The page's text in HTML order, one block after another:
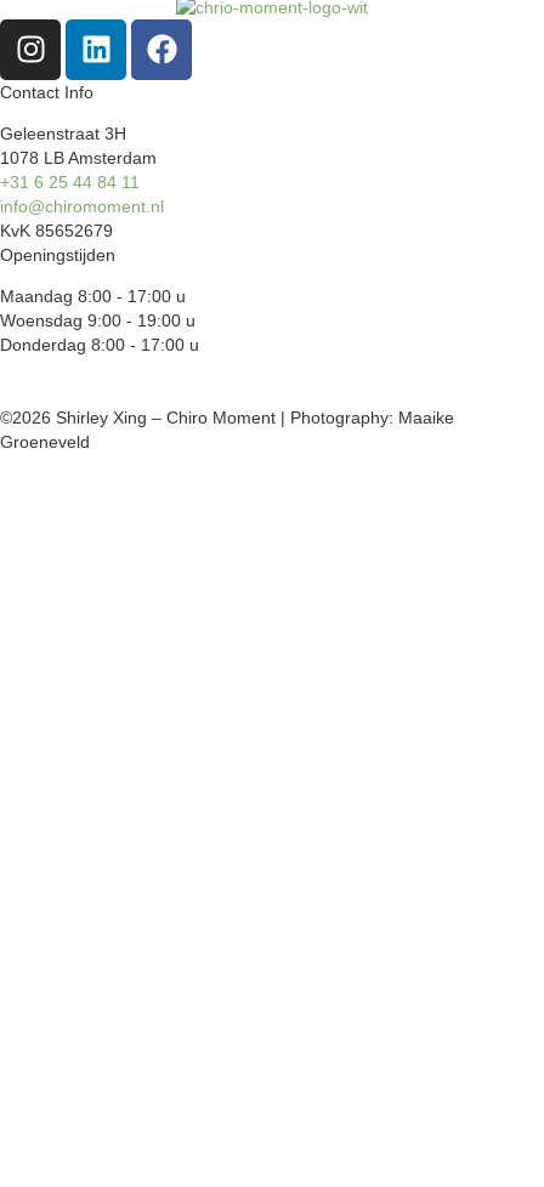
Contact Info
Geleenstraat 3H
1078 LB Amsterdam
+31 6 25 44 84 11
info@chiromoment.nl
KvK 85652679
Openingstijden
Maandag 8:00 - 17:00 u
Woensdag 9:00 - 19:00 u
Donderdag 8:00 - 17:00 u
©2026 Shirley Xing – Chiro Moment | Photography: Maaike
Groeneveld